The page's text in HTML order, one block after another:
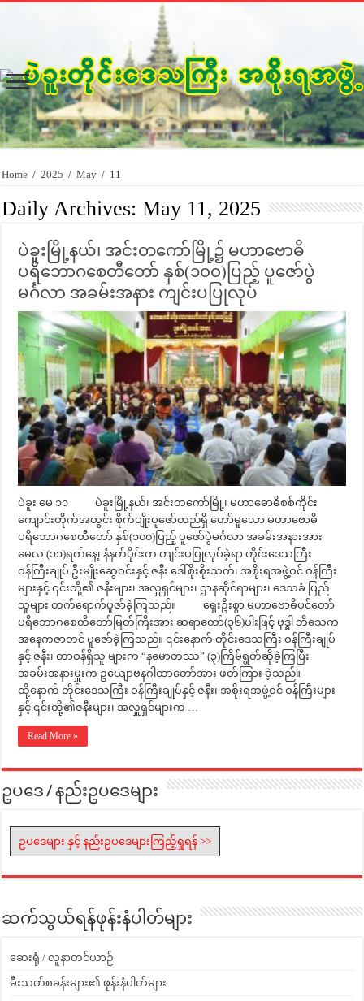
Home / 2025 / May / 11
Daily Archives:May 11, 2025
ပဲခူးမြို့နယ်၊ အင်းတကော်မြို့၌ မဟာဗောဓိ
ပရိဘောဂစေတီတော် နှစ်(၁၀၀)ပြည့် ပူဇော်ပွဲ
မင်္ဂလာ အခမ်းအနား ကျင်းပပြုလုပ်
ပဲခူး မေ ၁၁ ပဲခူးမြို့နယ်၊ အင်းတကော်မြို့၊ မဟာဓောဓိစစ်ကိုင်း
ကျောင်းတိုက်အတွင်း စိုက်ပျိုးပူဇော်တည်ရှိ တော်မူသော မဟာဗောဓိ
ပရိဘောဂစေတီတော် နှစ်(၁၀၀)ပြည့် ပူဇော်ပွဲမင်္ဂလာ အခမ်းအနားအား
မေလ (၁၁)ရက်နေ့၊ နံနက်ပိုင်းက ကျင်းပပြုလုပ်ခဲ့ရာ တိုင်းဒေသကြီး
ဝန်ကြီးချုပ် ဦးမျိုးဆွေဝင်းနှင့် ဇနီး ဒေါ်စိုးစိုးသက်၊ အစိုးရအဖွဲ့ဝင် ဝန်ကြီး
များနှင့် ၎င်းတို့၏ ဇနီးများ၊ အလှူရှင်များ၊ ဌာနဆိုင်ရာများ၊ ဒေသခံ ပြည်
သူများ တက်ရောက်ပူဇာ်ခဲ့ကြသည်။ ရှေးဦးစွာ မဟာဗောဓိပင်တော်
ပရိဘောဂစေတီတော်မြတ်ကြီးအား ဆရာတော်(၃၆)ပါးဖြင့် ဗုဒ္ဓါ ဘိသေက
အနေကဇာတင် ပူဇော်ခဲ့ကြသည်။ ၎င်းနောက် တိုင်းဒေသကြီး ဝန်ကြီးချုပ်
နှင့် ဇနီး၊ တာဝန်ရှိသူ များက “နမောတဿ” (၃)ကြိမ်ရွတ်ဆိုခဲ့ကြပြီး
အခမ်းအနားမှူးက ဥယျောဗနဂါထာတော်အား ဖတ်ကြား ခဲ့သည်။
ထို့နောက် တိုင်းဒေသကြီး ဝန်ကြီးချုပ်နှင့် ဇနီး၊ အစိုးရအဖွဲ့ဝင် ဝန်ကြီးများ
နှင့် ၎င်းတို့၏ဇနီးများ၊ အလှူရှင်များက …
Read More »
ဥပဒေ / နည်းဥပဒေများ
ဥပဒေများ နှင့် နည်းဥပဒေများကြည့်ရှုရန် >>
ဆက်သွယ်ရန်ဖုန်းနံပါတ်များ
ဆေးရုံ / လူနာတင်ယာဉ်
မီးသတ်စခန်းများ၏ ဖုန်းနံပါတ်များ